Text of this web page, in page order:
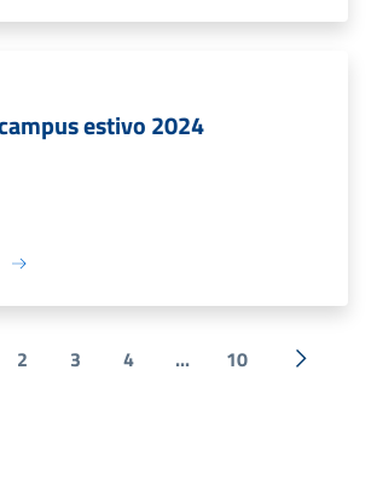
estivo 2024
2 3 4 ... 10